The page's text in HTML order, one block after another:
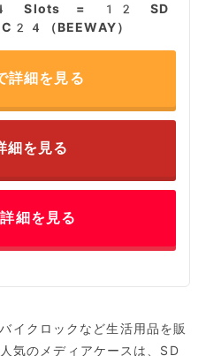
24 Slots = 12 SD
（BEEWAY）
詳細を見る
細を見る
細を見る
イクロックなど生活用品を販
気のメディアケースは、SD